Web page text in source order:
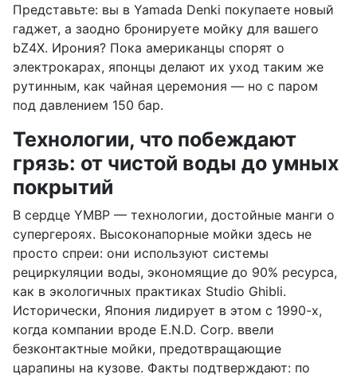
Представьте: вы в Yamada Denki покупаете новый
гаджет, а заодно бронируете мойку для вашего
bZ4X. Ирония? Пока американцы спорят о
электрокарах, японцы делают их уход таким же
рутинным, как чайная церемония — но с паром
под давлением 150 бар.
Технологии, что побеждают
грязь: от чистой воды до умных
покрытий
В сердце YMBP — технологии, достойные манги о
супергероях. Высоконапорные мойки здесь не
просто спреи: они используют системы
рециркуляции воды, экономящие до 90% ресурса,
как в экологичных практиках Studio Ghibli.
Исторически, Япония лидирует в этом с 1990-х,
когда компании вроде E.N.D. Corp. ввели
безконтактные мойки, предотвращающие
царапины на кузове. Факты подтверждают: по